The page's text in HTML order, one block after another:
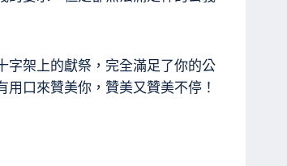
字架上的獻祭，完全滿足了你的公
口來贊美你，贊美又贊美不停！